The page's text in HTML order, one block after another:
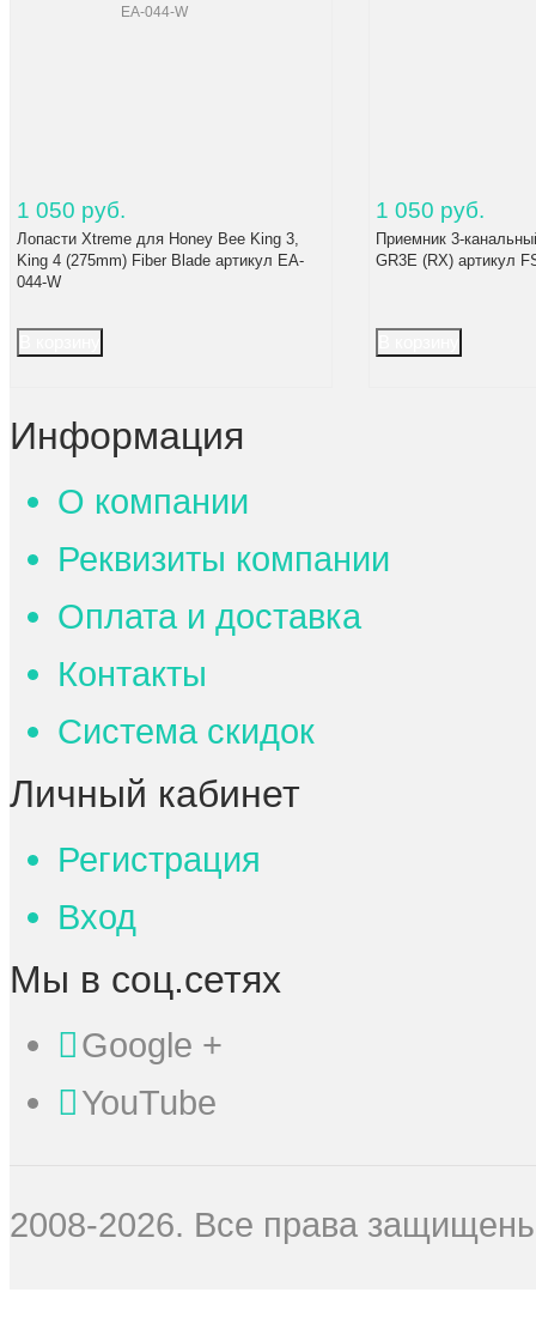
1 050 руб.
Лопасти Xtreme для Honey Bee King 3,
King 4 (275mm) Fiber Blade артикул EA-
044-W
1 050 руб.
Приемник 3-
GR3E (RX) артикул
Информация
О компании
Реквизиты компании
Оплата и доставка
Контакты
Система скидок
Личный кабинет
Регистрация
Вход
Мы в соц.сетях
Google +
YouTube
2008-2026. Все права